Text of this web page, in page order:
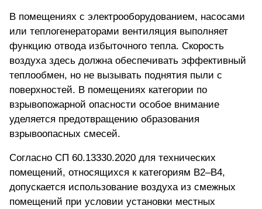
В помещениях с электрооборудованием, насосами
или теплогенераторами вентиляция выполняет
функцию отвода избыточного тепла. Скорость
воздуха здесь должна обеспечивать эффективный
теплообмен, но не вызывать поднятия пыли с
поверхностей. В помещениях категории по
взрывопожарной опасности особое внимание
уделяется предотвращению образования
взрывоопасных смесей.
Согласно СП 60.13330.2020 для технических
помещений, относящихся к категориям В2–В4,
допускается использование воздуха из смежных
помещений при условии установки местных